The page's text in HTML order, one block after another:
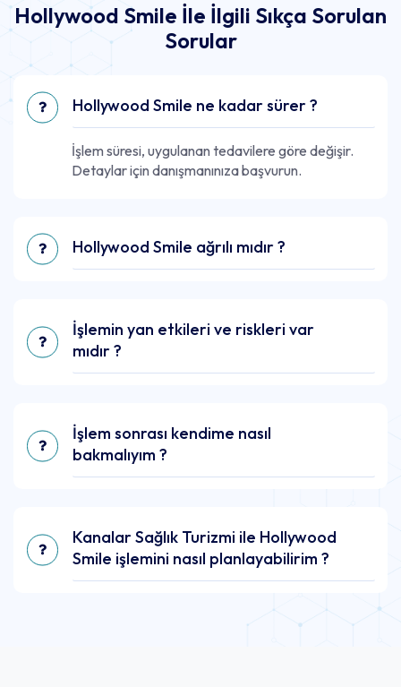
Hollywood Smile İle İlgili Sıkça Sorulan
Sorular
Hollywood Smile ne kadar sürer ?
İşlem süresi, uygulanan tedavilere göre değişir.
Detaylar için danışmanınıza başvurun.
Hollywood Smile ağrılı mıdır ?
İşlemin yan etkileri ve riskleri var
mıdır ?
İşlem sonrası kendime nasıl
bakmalıyım ?
Kanalar Sağlık Turizmi ile Hollywood
Smile işlemini nasıl planlayabilirim ?